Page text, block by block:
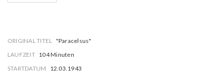
ORIGINAL TITEL "Paracelsus"
LAUFZEIT 104 Minuten
STARTDATUM
12.03.1943